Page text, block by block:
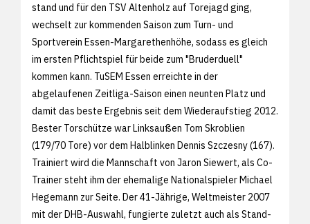
stand und für den TSV Altenholz auf Torejagd ging,
wechselt zur kommenden Saison zum Turn- und
Sportverein Essen-Margarethenhöhe, sodass es gleich
im ersten Pflichtspiel für beide zum "Bruderduell"
kommen kann. TuSEM Essen erreichte in der
abgelaufenen Zeitliga-Saison einen neunten Platz und
damit das beste Ergebnis seit dem Wiederaufstieg 2012.
Bester Torschütze war Linksaußen Tom Skroblien
(179/70 Tore) vor dem Halblinken Dennis Szczesny (167).
Trainiert wird die Mannschaft von Jaron Siewert, als Co-
Trainer steht ihm der ehemalige Nationalspieler Michael
Hegemann zur Seite. Der 41-Jährige, Weltmeister 2007
mit der DHB-Auswahl, fungierte zuletzt auch als Stand-